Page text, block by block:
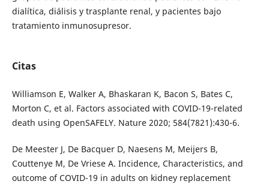
dialítica, diálisis y trasplante renal, y pacientes bajo
tratamiento inmunosupresor.
Citas
Williamson E, Walker A, Bhaskaran K, Bacon S, Bates C,
Morton C, et al. Factors associated with COVID-19-related
death using OpenSAFELY. Nature 2020; 584(7821):430-6.
De Meester J, De Bacquer D, Naesens M, Meijers B,
Couttenye M, De Vriese A. Incidence, Characteristics, and
outcome of COVID-19 in adults on kidney replacement